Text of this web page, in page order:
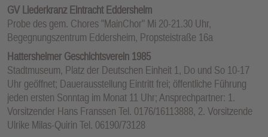
GV Liederkranz Eintracht Eddersheim
Probe des gem. Chores "MainChor" Mi 20-21.30 Uhr,
Begegnungszentrum Eddersheim, Propsteistraße 16a
Hattersheimer Geschichtsverein 1985
Stadtmuseum, Platz der Deutschen Einheit 1, Do und So 10-17
Uhr geöffnet; Dauerausstellung Eintritt frei; öffentliche Führung
jeden ersten Sonntag im Monat 11 Uhr; Ansprechpartner: 1.
Vorsitzender Hans Franssen Tel. 0176/16113888, 2. Vorsitzende
Ulrike Milas-Quirin Tel. 06190/73128